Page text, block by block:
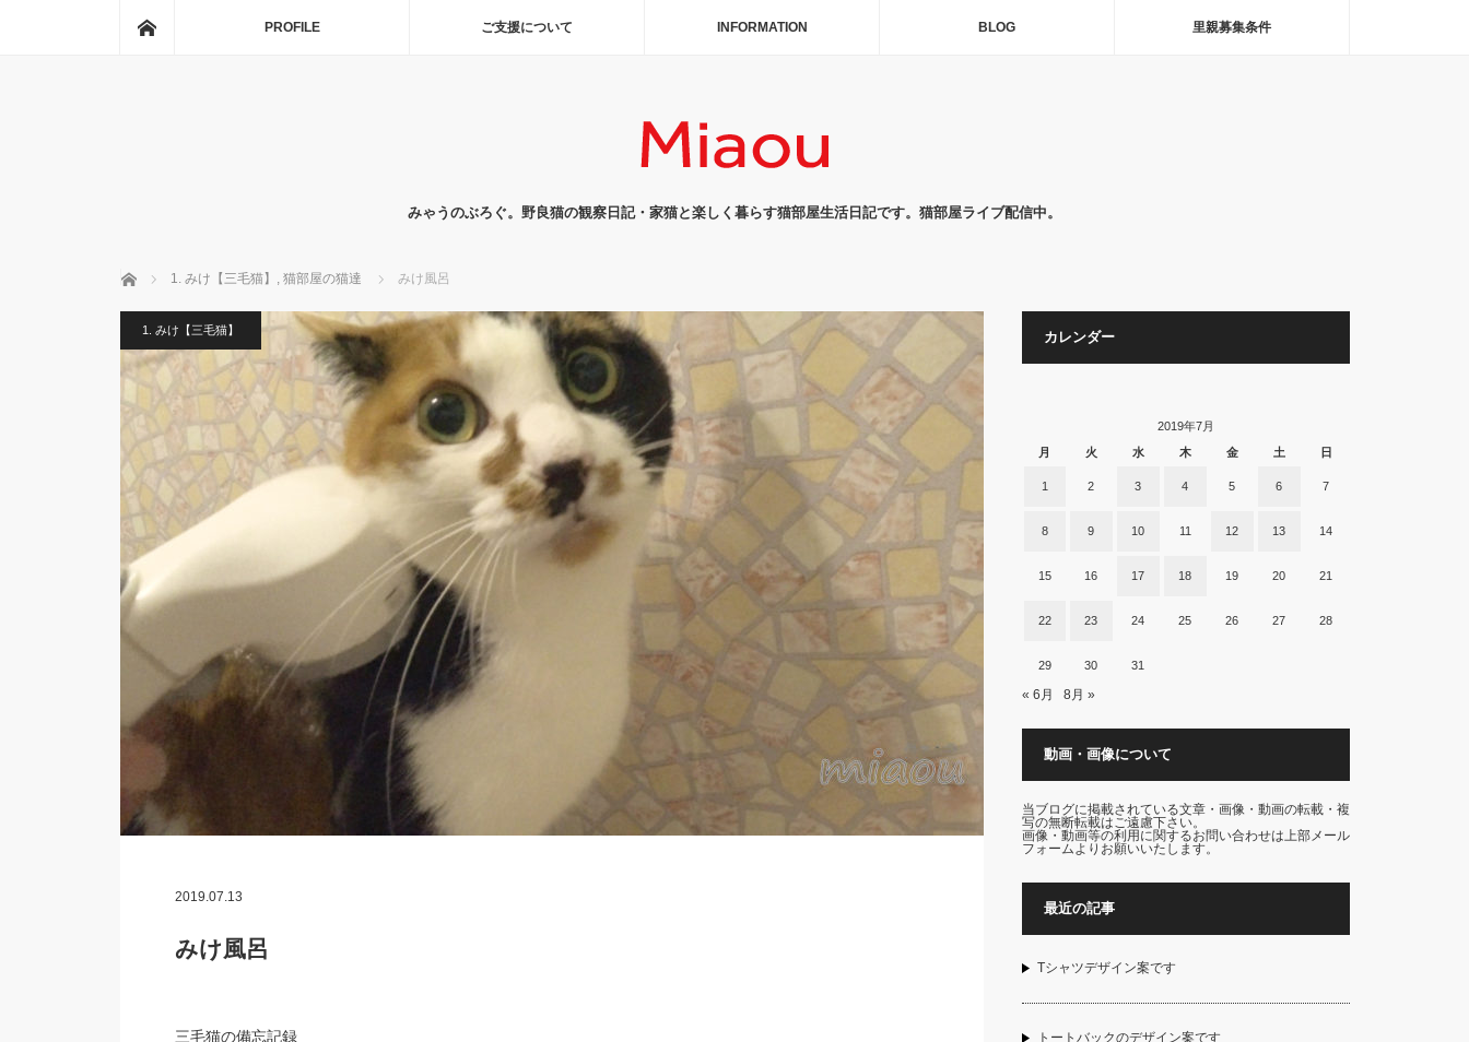
PROFILE ご支援について INFORMATION BLOG 里親募集条件
みゃうのぶろぐ。野良猫の観察日記・家猫と楽しく暮らす猫部屋生活日記です。猫部屋ライブ配信中。
ホーム 1. みけ【三毛猫】 , 猫部屋の猫達 みけ風呂
1. みけ【三毛猫】
2019.07.13
みけ風呂
三毛猫の備忘記録
カレンダー
2019年7月
月
火 水 木 金 土 日
1 2 3 4 5 6 7
8 9 10 11 12 13 14
15 16 17 18 19 20 21
22 23 24 25 26 27 28
29 30 31
« 6月 8月 »
動画・画像について
当ブログに掲載されている文章・画像・動画の転載・複
写の無断転載はご遠慮下さい。
画像・動画等の利用に関するお問い合わせは上部メール
フォームよりお願いいたします。
最近の記事
Tシャツデザイン案です
トートバックのデザイン案です